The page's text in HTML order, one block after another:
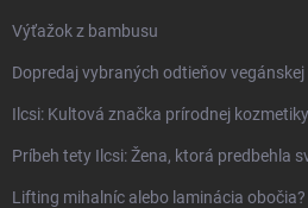
Výťažok z bambusu
Dopredaj vybraných odtieňov
Ilcsi: Kultová značka prírodnej
Príbeh tety Ilcsi: Žena, ktorá predbehla
Lifting mihalníc alebo laminácia